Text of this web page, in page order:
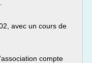
avec un cours de
compte